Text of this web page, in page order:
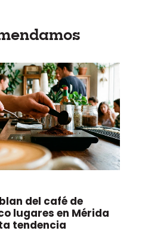
del café de
lugares en Mérida
tendencia